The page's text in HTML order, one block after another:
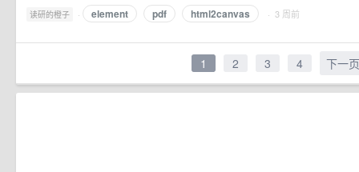
读研的橙子 · element pdf html2canvas · 3 周前
1 2 3 4 下一页